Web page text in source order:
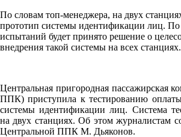
По словам топ-менеджера, на двух
прототип системы идентификации лиц.
испытаний будет принято решение о
внедрения такой системы на всех станциях.
Центральная пригородная пассажирская
ППК) приступила к тестированию
системы идентификации лиц. Система
на двух станциях. Об этом журналистам
Центральной ППК М. Дьяконов.